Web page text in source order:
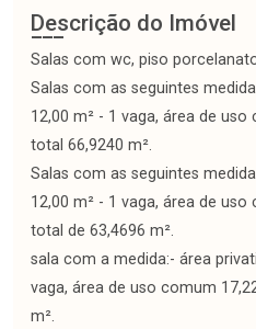
Descrição do Imóvel
Salas com wc, piso
Salas com as seguintes
12,00 m² - 1 vaga, área de
total 66,9240 m².
Salas com as seguintes
12,00 m² - 1 vaga, área de
total de 63,4696 m².
sala com a medida:- área
vaga, área de uso comum
m².